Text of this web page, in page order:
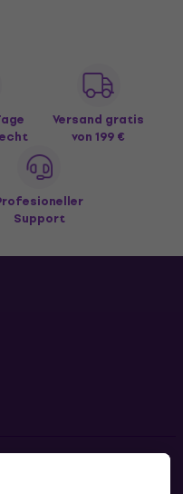
Versand gratis
von 199 €
Support